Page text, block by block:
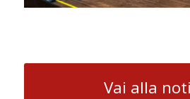
Vai alla